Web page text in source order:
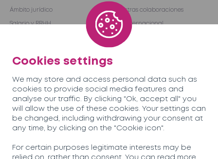
Ámbito jurídico
Salario y RRHH
Nuestras colaboraciones
Red internacional
Become a partner
Nuestro equipo Empleo
Soreco© 2026
Cookies settings
We may store and access personal data such as
cookies to provide social media features and
analyse our traffic. By clicking "Ok, accept all" you
will allow the use of these cookies. Your settings can
be changed, including withdrawing your consent at
any time, by clicking on the "Cookie icon".
For certain purposes legitimate interests may be
relied on, rather than consent. You can read more